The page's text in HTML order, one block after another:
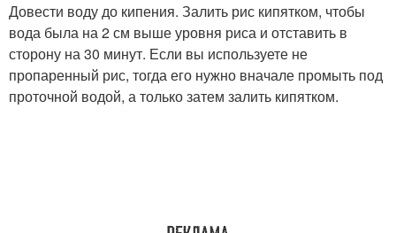
Довести воду до кипения. Залить рис кипятком, чтобы
вода была на 2 см выше уровня риса и отставить в
сторону на 30 минут. Если вы используете не
пропаренный рис, тогда его нужно вначале промыть под
проточной водой, а только затем залить кипятком.